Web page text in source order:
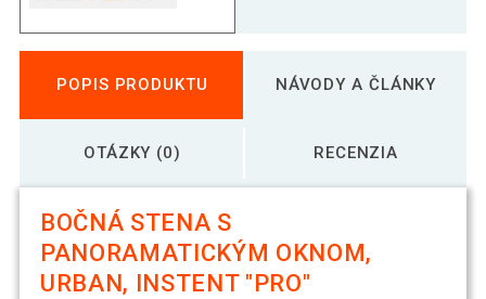
POPIS PRODUKTU NÁVODY A ČLÁNKY
OTÁZKY (0) RECENZIA
BOČNÁ STENA S
PANORAMATICKÝM OKNOM,
URBAN, INSTENT "PRO"